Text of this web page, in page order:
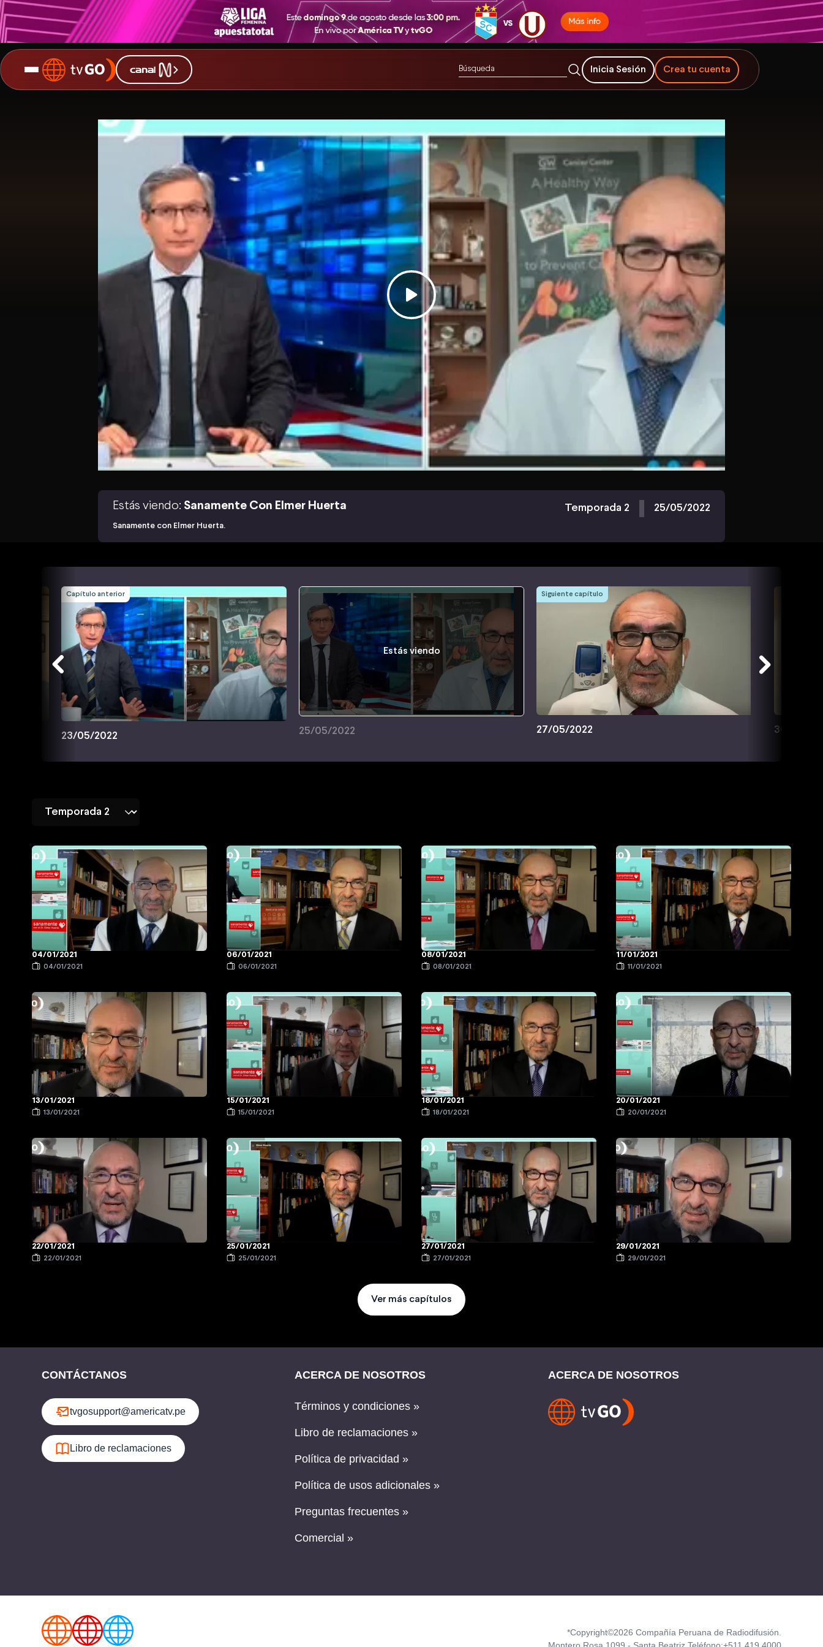
Inicia Sesión Crea tu cuenta
Estás viendo: Sanamente Con Elmer Huerta
Sanamente con Elmer Huerta.
Temporada 2 25/05/2022
Capítulo anterior
23/05/2022
Estás viendo
25/05/2022
Siguiente capítulo
27/05/2022 30/05/
04/01/2021
04/01/2021
06/01/2021
06/01/2021
08/01/2021
08/01/2021
11/01/2021
11/01/2021
13/01/2021
13/01/2021
15/01/2021
15/01/2021
18/01/2021
18/01/2021
20/01/2021
20/01/2021
22/01/2021
22/01/2021
25/01/2021
25/01/2021
27/01/2021
27/01/2021
29/01/2021
29/01/2021
Ver más capítulos
CONTÁCTANOS
tvgosupport@americatv.pe
Libro de reclamaciones
ACERCA DE NOSOTROS
Términos y condiciones »
Libro de reclamaciones »
Política de privacidad »
Política de usos adicionales »
Preguntas frecuentes »
Comercial »
ACERCA DE NOSOTROS
*Copyright©2026 Compañía Peruana de Radiodifusión.